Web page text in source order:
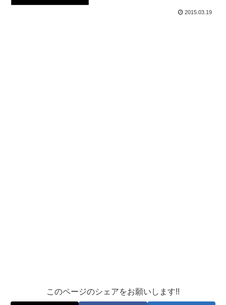
2015.03.19
このページのシェアをお願いします!!